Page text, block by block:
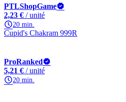
PTLShopGame
2,23 € / unité
20 min.
Cupid's Chakram 999R
ProRanked
5,21 € / unité
20 min.